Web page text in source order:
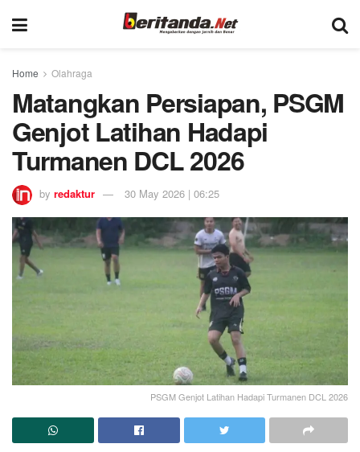
Home Olahraga
Matangkan Persiapan, PSGM
Genjot Latihan Hadapi
Turmanen DCL 2026
by redaktur 30 May 2026 | 06:25
PSGM Genjot Latihan Hadapi Turmanen DCL 2026